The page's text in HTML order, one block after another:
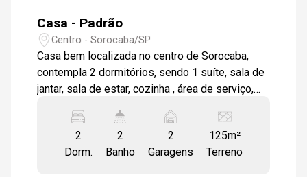
19:00
Casa - Padrão
Centro - Sorocaba/SP
Casa bem localizada no centro de Sorocaba,
contempla 2 dormitórios, sendo 1 suíte, sala de
jantar, sala de estar, cozinha , área de serviço,
Banheiro com box e vidro temperado. Garagem
para 2 veículos coberta com portão automático.
Próximo ao terminal São Paulo.
2
Dorm.
2
Banho
2
Garagens
125m²
Terreno